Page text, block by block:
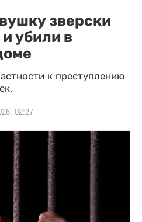
зверски
убили в
к преступлению
02:27